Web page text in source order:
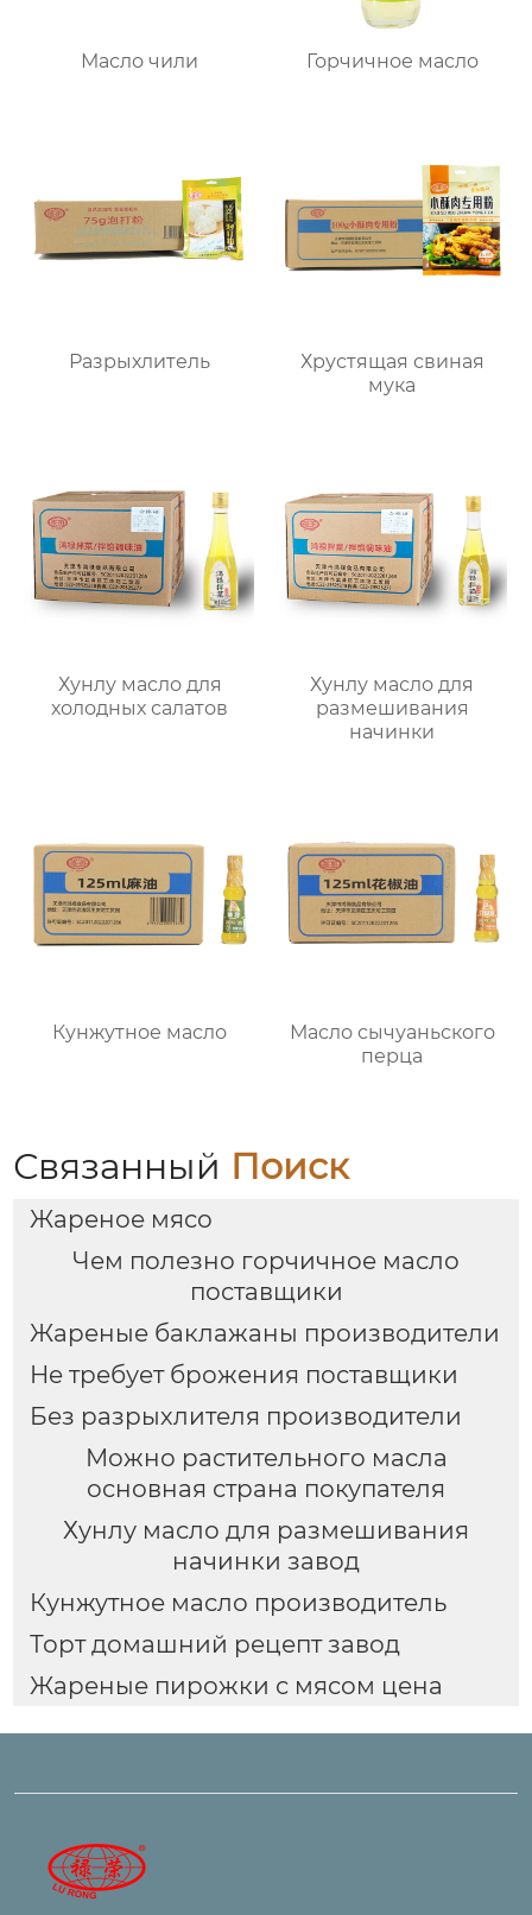
Масло чили Горчичное масло
Разрыхлитель
Хрустящая свиная
мука
Хунлу масло для
холодных салатов
Хунлу масло для
размешивания
начинки
Кунжутное масло
Масло сычуаньского
перца
Связанный Поиск
Жареное мясо
Чем полезно горчичное масло
поставщики
Жареные баклажаны производители
Не требует брожения поставщики
Без разрыхлителя производители
Можно растительного масла
основная страна покупателя
Хунлу масло для размешивания
начинки завод
Кунжутное масло производитель
Торт домашний рецепт завод
Жареные пирожки с мясом цена